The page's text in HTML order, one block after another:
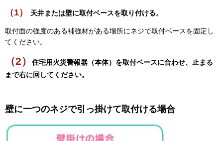
（1） 天井または壁に取付ベースを取り付ける。
取付面の強度のある補強材がある場所にネジで取付ベースを固定し
てください。
（2）
住宅用火災警報器（本体）を取付ベースに合わせ、止まる
まで右に回してください。
壁に一つのネジで引っ掛けて取付ける場合